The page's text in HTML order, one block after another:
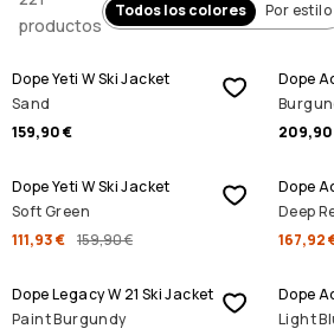
productos
Todos los colores Por estilo
Dope Yeti W Ski Jacket
Sand
159,90 €
Dope
209,90
REBAJAS
Dope Yeti W Ski Jacket
Soft Green
111,93 € 159,90 €
Dope
Deep
167,92
REBAJAS
Dope Legacy W 21 Ski Jacket
Paint Burgundy
Dope
Light